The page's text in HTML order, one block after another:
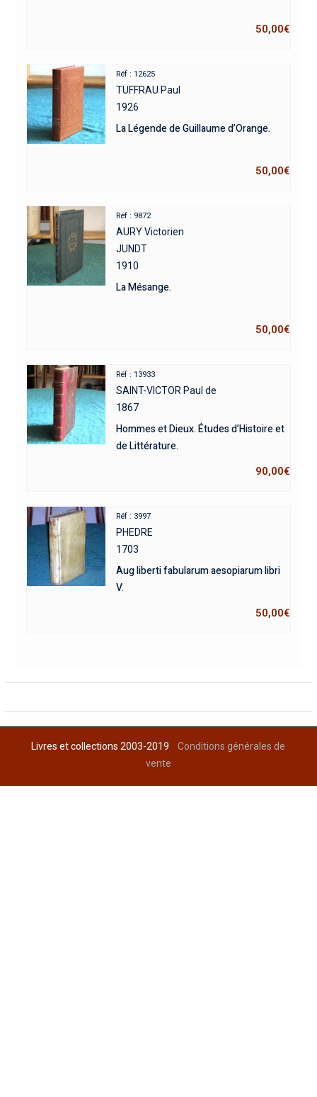
50,00€
Réf : 12625
TUFFRAU Paul
1926
La Légende de Guillaume d’Orange.
50,00€
Réf : 9872
AURY Victorien
JUNDT
1910
La Mésange.
50,00€
Réf : 13933
SAINT-VICTOR Paul de
1867
Hommes et Dieux. Études d’Histoire et
de Littérature.
90,00€
Réf : 3997
PHEDRE
1703
Aug liberti fabularum aesopiarum libri
V.
50,00€
Livres et collections 2003-2019Conditions générales de
vente